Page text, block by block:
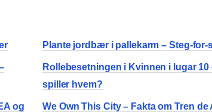
Plante jordbær i pallekarm – Steg-for-
Rollebesetningen i Kvinnen i lugar 10
spiller hvem?
og
We Own This City – Fakta om Tren de